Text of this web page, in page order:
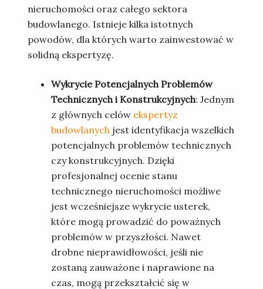
nieruchomości oraz całego sektora
budowlanego. Istnieje kilka istotnych
powodów, dla których warto zainwestować w
solidną ekspertyzę.
Wykrycie Potencjalnych Problemów
Technicznych i Konstrukcyjnych: Jednym
z głównych celów ekspertyz
budowlanych jest identyfikacja wszelkich
potencjalnych problemów technicznych
czy konstrukcyjnych. Dzięki
profesjonalnej ocenie stanu
technicznego nieruchomości możliwe
jest wcześniejsze wykrycie usterek,
które mogą prowadzić do poważnych
problemów w przyszłości. Nawet
drobne nieprawidłowości, jeśli nie
zostaną zauważone i naprawione na
czas, mogą przekształcić się w